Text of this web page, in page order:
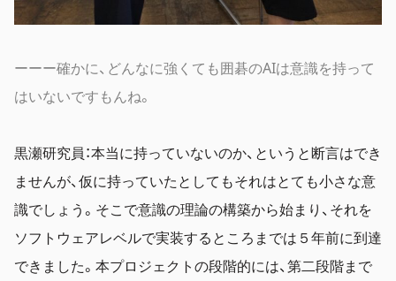
ーーー確かに、どんなに強くても囲碁のAIは意識を持って
はいないですもんね。
黒瀬研究員：本当に持っていないのか、というと断言はでき
ませんが、仮に持っていたとしてもそれはとても小さな意
識でしょう。そこで意識の理論の構築から始まり、それを
ソフトウェアレベルで実装するところまでは５年前に到達
できました。本プロジェクトの段階的には、第二段階まで